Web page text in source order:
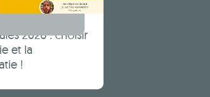
2026 : choisir
et la
!